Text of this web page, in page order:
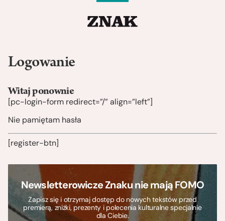
Logowanie
Witaj ponownie
[pc-login-form redirect=”/” align=”left”]
Nie pamiętam hasła
[register-btn]
Newsletterowicze Znaku nie mają FOMO
Zapisz się i otrzymaj dostęp do nowych tekstów przed
premierą, zniżki, prezenty i polecenia kulturalne specjalnie
dla Ciebie.